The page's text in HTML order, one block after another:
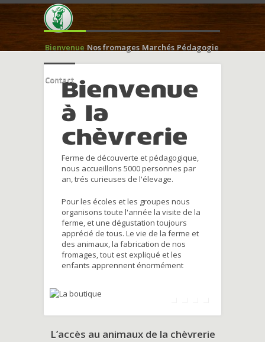
Bienvenue Nos fromages Marchés Pédagogie
ContactBienvenue
à la
chèvrerie
Ferme de découverte et pédagogique,
nous accueillons 5000 personnes par
an, trés curieuses de l'élevage.
Pour les écoles et les groupes nous
organisons toute l'année la visite de la
ferme, et une dégustation toujours
apprécié de tous. Le vie de la ferme et
des animaux, la fabrication de nos
fromages, tout est expliqué et les
enfants apprennent énormément
L’accès au animaux de la chèvrerie